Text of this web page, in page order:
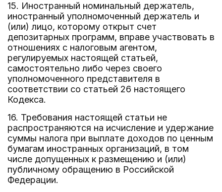
15. Иностранный номинальный держатель,
иностранный уполномоченный держатель и
(или) лицо, которому открыт счет
депозитарных программ, вправе участвовать в
отношениях с налоговым агентом,
регулируемых настоящей статьей,
самостоятельно либо через своего
уполномоченного представителя в
соответствии со статьей 26 настоящего
Кодекса.
16. Требования настоящей статьи не
распространяются на исчисление и удержание
суммы налога при выплате доходов по ценным
бумагам иностранных организаций, в том
числе допущенных к размещению и (или)
публичному обращению в Российской
Федерации.